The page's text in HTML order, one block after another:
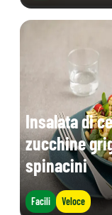
Insalata di
zucchine
spinacini
Facili Veloce